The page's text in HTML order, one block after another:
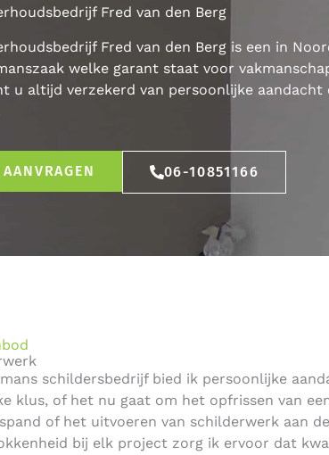
Fred van den Berg
Fred van den Berg is een in
welke garant staat voor
u altijd verzekerd van persoonlijke aandacht
06-10851166
schildersbedrijf bied ik persoonlijke
klus, of het nu gaat om het opfrissen van
of het uitvoeren van schilderwerk aan
bij elk project zorg ik ervoor dat